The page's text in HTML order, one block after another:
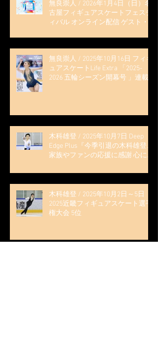
無良崇人 / 2026年1月4日（日）名
古屋フィギュアスケートフェステ
ィバル オンライン配信 ゲスト・
無良崇人 / 2025年10月16日 フィギ
ュアスケートLife Extra 「2025-
2026 五輪シーズン開幕号 」連載
木科雄登 / 2025年10月7日 Deep
Edge Plus『今季引退の木科雄登、
家族やファンの応援に感謝 心に響
見に来て」』
木科雄登 / 2025年10月2日～5日
2025近畿フィギュアスケート選手
権大会 5位